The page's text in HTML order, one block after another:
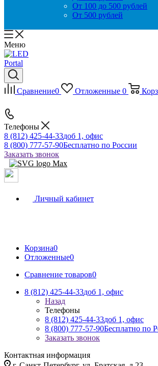
От 100 до 500 рублей
От 500 рублей
Меню
Сравнение0 Отложенные 0
Телефоны
8 (812) 425-44-33доб 1, офис
8 (800) 777-57-90Бесплатно по России
Заказать звонок
Личный кабинет
Корзина0
Отложенные0
Сравнение товаров0
8 (812) 425-44-33доб 1, офис
Назад
Телефоны
8 (812) 425-44-33доб 1, офис
8 (800) 777-57-90Бесплатно по
Заказать звонок
Контактная информация